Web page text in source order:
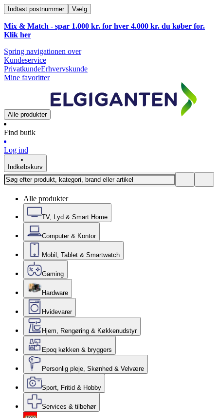
Indtast postnummer Vælg
Mix & Match - spar 1.000 kr. for hver 4.000 kr. du køber for.
Klik her
Spring navigationen over
Kundeservice
PrivatkundeErhvervskunde
Mine favoritter
Alle produkter
Find butik
Log ind
Indkøbskurv
Alle produkter
TV, Lyd & Smart Home
Computer & Kontor
Mobil, Tablet & Smartwatch
Gaming
Hardware
Hvidevarer
Hjem, Rengøring & Køkkenudstyr
Epoq køkken & bryggers
Personlig pleje, Skønhed & Velvære
Sport, Fritid & Hobby
Services & tilbehør